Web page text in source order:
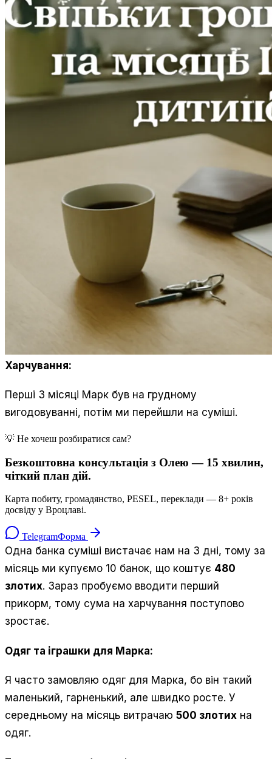
Харчування:
Перші 3 місяці Марк був на грудному
вигодовуванні, потім ми перейшли на суміші.
💡 Не хочеш розбиратися сам?
Безкоштовна консультація з Олею — 15 хвилин,
чіткий план дій.
Карта побиту, громадянство, PESEL, переклади — 8+ років
досвіду у Вроцлаві.
TelegramФорма
Одна банка суміші вистачає нам на 3 дні, тому за
місяць ми купуємо 10 банок, що коштує 480
злотих. Зараз пробуємо вводити перший
прикорм, тому сума на харчування поступово
зростає.
Одяг та іграшки для Марка:
Я часто замовляю одяг для Марка, бо він такий
маленький, гарненький, але швидко росте. У
середньому на місяць витрачаю 500 злотих на
одяг.